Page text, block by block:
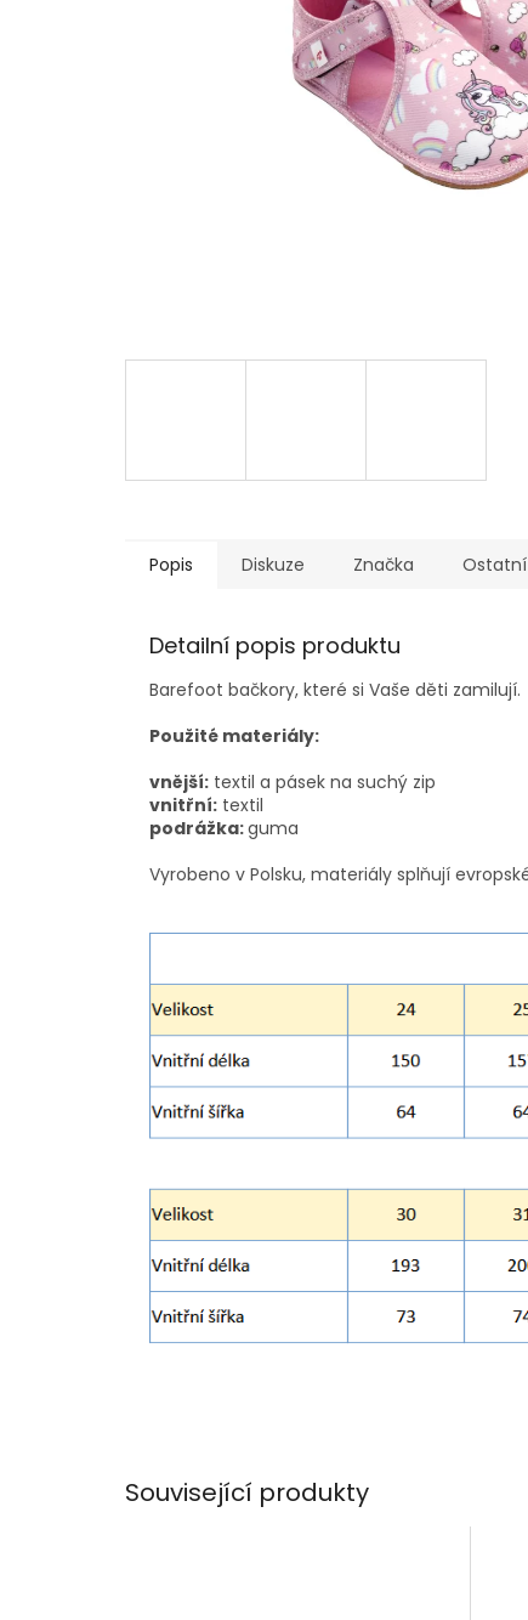
Související produkty
Popis Diskuze Značka
Detailní popis produktu
Barefoot bačkory, které si Vaše děti zamilují.
Použité materiály:
vnější: textil a pásek na suchý zip
vnitřní: textil
podrážka:guma
Vyrobeno v Polsku, materiály splňují